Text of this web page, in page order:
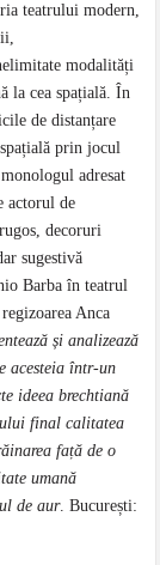
teatrului modern,
modalități
la cea spațială. În
de distanțare
prin jocul
adresat
actorul de
decoruri
sugestivă
Barba în teatrul
Anca
și analizează
acesteia într-un
ideea brechtiană
final calitatea
față de o
umană
de aur. București: